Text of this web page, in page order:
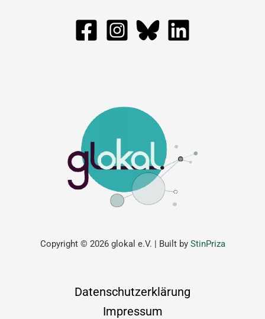
Copyright © 2026 glokal e.V. | Built by StinPriza
Datenschutzerklärung
Impressum